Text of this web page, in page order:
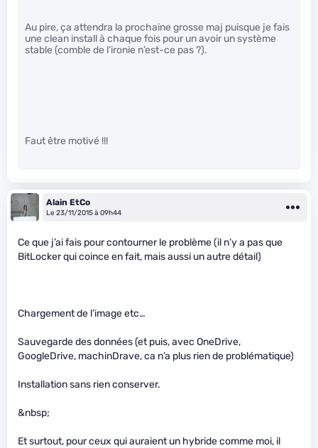
Au pire, ça attendra la prochaine grosse maj puisque je fais
une clean install à chaque fois pour un avoir un système
stable (comble de l’ironie n’est-ce pas ?).
Faut être motivé !!!
Alain EtCo
Le 23/11/2015 à 09h44
Ce que j’ai fais pour contourner le problème (il n’y a pas que
BitLocker qui coince en fait, mais aussi un autre détail)
Chargement de l’image etc…
Sauvegarde des données (et puis, avec OneDrive,
GoogleDrive, machinDrave, ca n’a plus rien de problématique)
Installation sans rien conserver.
&nbsp;
Et surtout, pour ceux qui auraient un hybride comme moi, il